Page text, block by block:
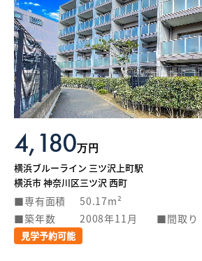
4,180万円
横浜ブルーライン 三ツ沢上町駅
横浜市 神奈川区三ツ沢 西町
専有面積
50.17m²
築年数
2008年11月 間取り
見学予約可能